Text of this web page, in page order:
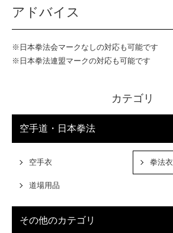
アドバイス
※日本拳法会マークなしの対応も可能です
※日本拳法連盟マークの対応も可能です
カテゴリ
空手道・日本拳法
空手衣 拳法衣
道場用品
その他のカテゴリ